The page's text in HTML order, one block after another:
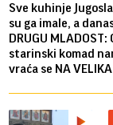
Sve kuhinje
su ga imale, a
DRUGU MLADOST:
starinski komad
vraća se NA